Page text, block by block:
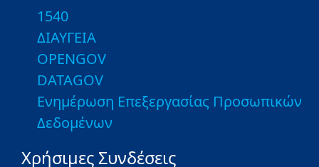
1540
ΔΙΑΥΓΕΙΑ
OPENGOV
DATAGOV
Ενημέρωση Επεξεργασίας Προσωπικών
Δεδομένων
Χρήσιμες Συνδέσεις